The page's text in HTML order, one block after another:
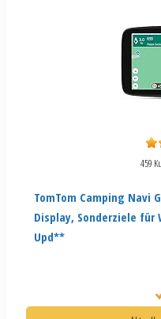
459
TomTom Camping Navi
Display, Sonderziele für
Upd**